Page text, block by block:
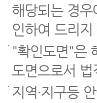
해당되는 경
인하여 드리지
"확인도면"은
도면으로서
지역·지구등